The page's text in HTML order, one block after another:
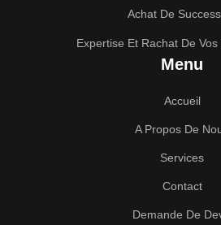
Achat De
Expertise Et Rachat De
Menu
Accueil
A Propos De
Services
Contact
Demande De